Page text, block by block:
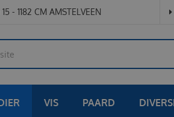
- 1182 CM AMSTELVEEN
VIS PAARD